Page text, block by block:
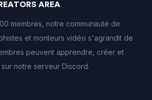
AREA
membres, notre communauté de
et monteurs vidéo s'agrandit de
peuvent apprendre, créer et
notre serveur Discord.